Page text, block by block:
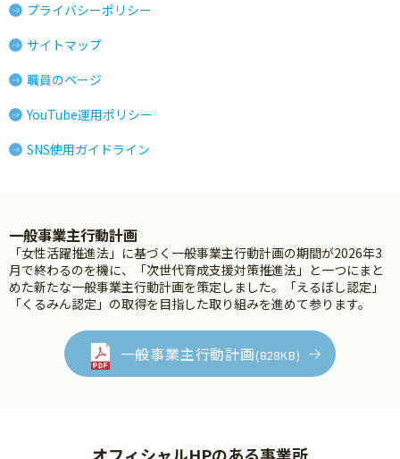
プライバシーポリシー
サイトマップ
職員のページ
YouTube運用ポリシー
SNS使用ガイドライン
一般事業主行動計画
「女性活躍推進法」に基づく一般事業主行動計画の期間が2026年3
月で終わるのを機に、「次世代育成支援対策推進法」と一つにまと
めた新たな一般事業主行動計画を策定しました。「えるぼし認定」
「くるみん認定」の取得を目指した取り組みを進めて参ります。
一般事業主行動計画(828KB)